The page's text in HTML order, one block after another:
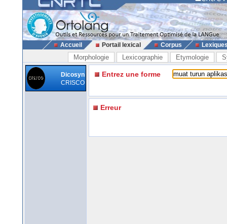
Accueil Portail lexical Corpus
Morphologie Lexicographie Etymologie
Dicosyn
CRISCO
Entrez une forme
Erreur